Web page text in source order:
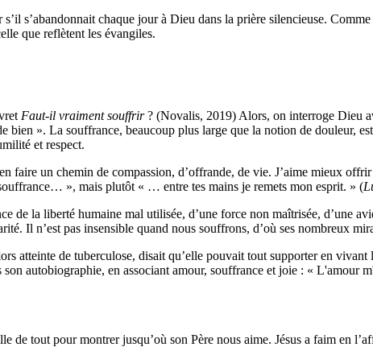
s’abandonnait chaque jour à Dieu dans la prière silencieuse.
que reflètent les évangiles.
Faut-il vraiment souffrir? (Novalis, 2019) Alors, on interroge Dieu
». La souffrance, beaucoup plus large que la notion de douleur,
et respect.
faire un chemin de compassion, d’offrande, de vie. J’aime mieux
», mais plutôt « … entre tes mains je remets mon esprit. » (
de la liberté humaine mal utilisée, d’une force non maîtrisée, d’une
Il n’est pas insensible quand nous souffrons, d’où ses nombreux
atteinte de tuberculose, disait qu’elle pouvait tout supporter en vivant
autobiographie, en associant amour, souffrance et joie : « L'amour
tout pour montrer jusqu’où son Père nous aime. Jésus a faim en